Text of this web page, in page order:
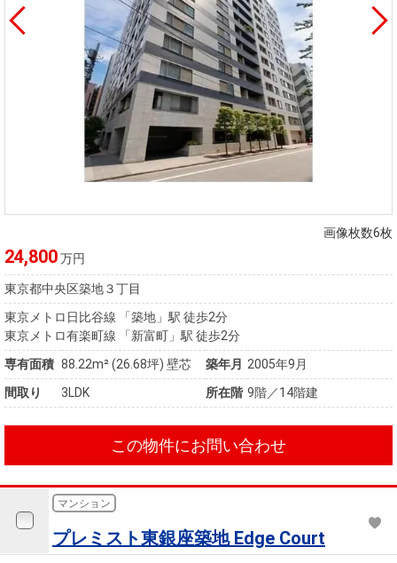
画像枚数6枚
24,800万円
東京都中央区築地３丁目
東京メトロ日比谷線 「築地」駅 徒歩2分
東京メトロ有楽町線 「新富町」駅 徒歩2分
専有面積 88.22m²(26.68坪) 壁芯 築年月 2005年9月
間取り
3LDK 所在階 9階／14階建
この物件にお問い合わせ
マンション
プレミスト東銀座築地 Edge Court